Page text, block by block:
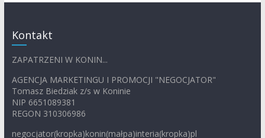
Kontakt
ZAPATRZENI W KONIN...
AGENCJA MARKETINGU I PROMOCJI "NEGOCJATOR"
Tomasz Biedziak z/s w Koninie
NIP 6651089381
REGON 310306986
negocjator(kropka)konin(małpa)interia(kropka)pl